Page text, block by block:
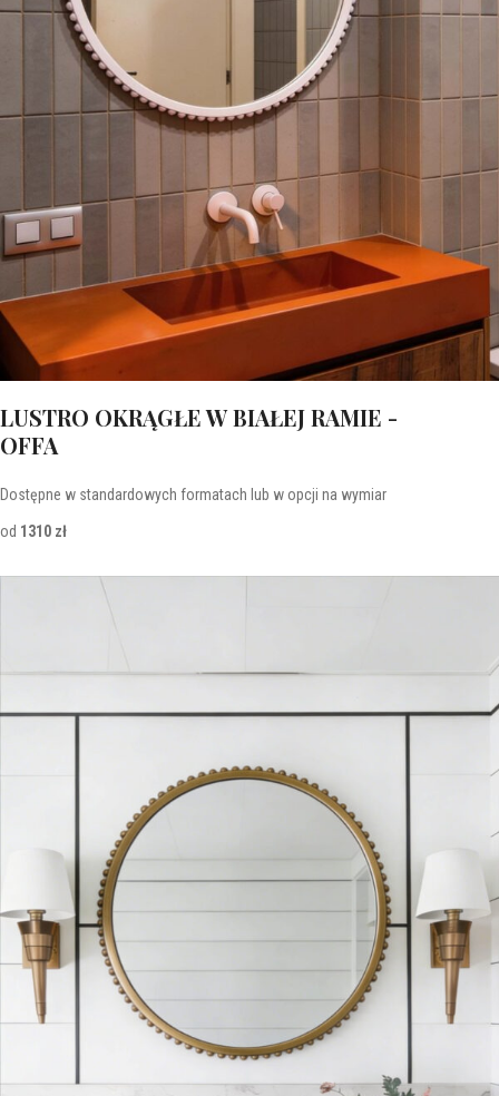
LUSTRO OKRĄGŁE W BIAŁEJ RAMIE -
OFFA
Dostępne w standardowych formatach lub w opcji na wymiar
od 1310 zł